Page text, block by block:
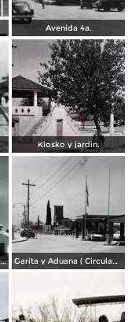
Avenida 4a.
Kiosko y jardin.
Templo del Sagrado Corazón Garita y Aduana ( Circulada el 17 de Diciembre de 1956).